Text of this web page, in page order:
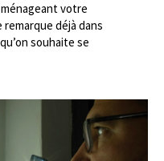
votre
déjà dans
souhaite se